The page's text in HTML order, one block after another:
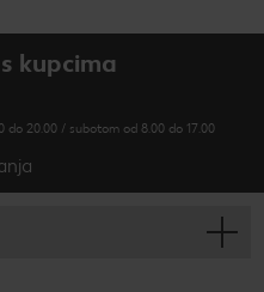
kupcima
do 20.00 / subotom od 8.00 do 17.00